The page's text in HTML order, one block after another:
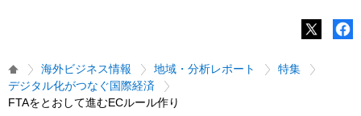
海外ビジネス情報 地域・分析レポート
特集
デジタル化がつなぐ国際経済
FTAをとおして進むECルール作り